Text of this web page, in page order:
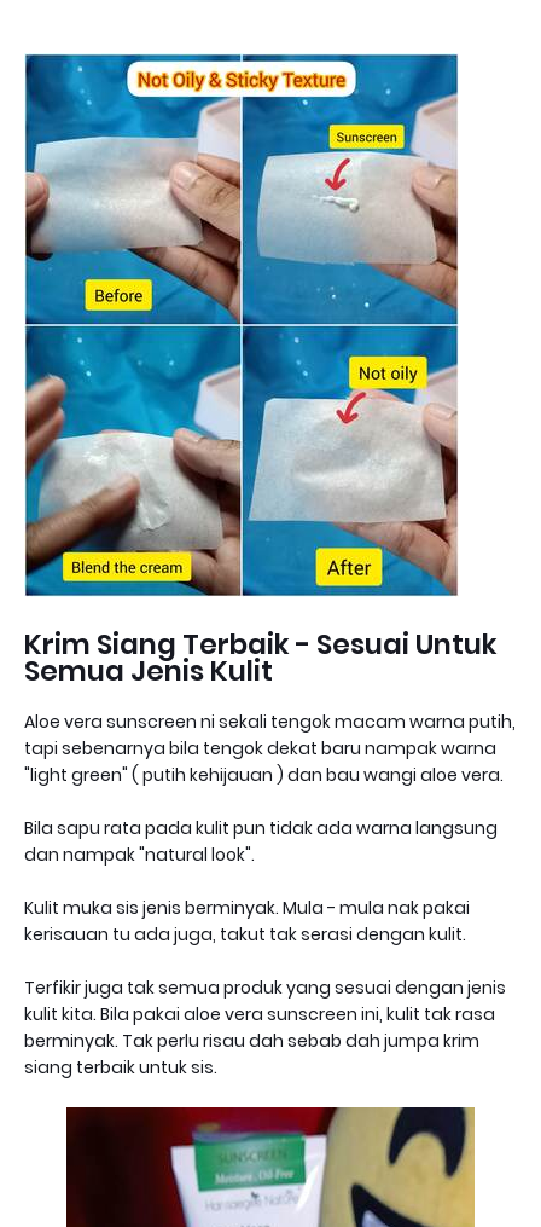
Krim Siang Terbaik - Sesuai Untuk
Semua Jenis Kulit
Aloe vera sunscreen ni sekali tengok macam warna putih,
tapi sebenarnya bila tengok dekat baru nampak warna
"light green" ( putih kehijauan ) dan bau wangi aloe vera.
Bila sapu rata pada kulit pun tidak ada warna langsung
dan nampak "natural look".
Kulit muka sis jenis berminyak. Mula - mula nak pakai
kerisauan tu ada juga, takut tak serasi dengan kulit.
Terfikir juga tak semua produk yang sesuai dengan jenis
kulit kita. Bila pakai aloe vera sunscreen ini, kulit tak rasa
berminyak. Tak perlu risau dah sebab dah jumpa krim
siang terbaik untuk sis.